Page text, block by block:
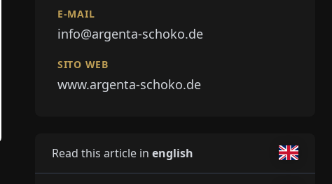
E-MAIL
info@argenta-schoko.de
SITO WEB
www.argenta-schoko.de
Read this article in english